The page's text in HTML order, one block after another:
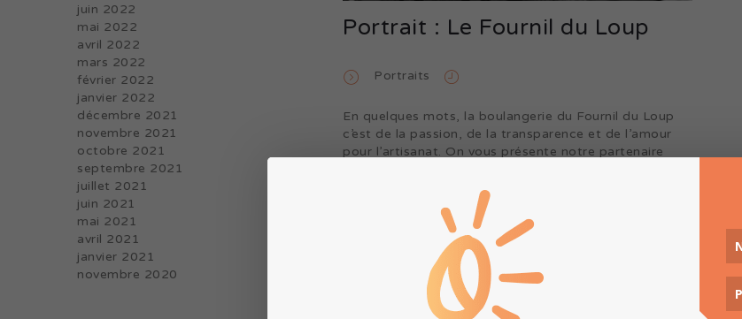
Portrait : Le Fournil du Loup
Portraits
En quelques mots, la boulangerie du Fournil du Loup
c’est de la passion, de la transparence et de l’amour
pour l’artisanat. On vous présente notre partenaire
Fournil du Loup c’est l’histoire d’une boulangerie à taille
humaine qui a débuté il y a 10 ans, de l’initiative […]
juin 2022
mai 2022
avril 2022
mars 2022
février 2022
janvier 2022
décembre 2021
novembre 2021
octobre 2021
septembre 2021
juillet 2021
juin 2021
mai 2021
avril 2021
janvier 2021
novembre 2020